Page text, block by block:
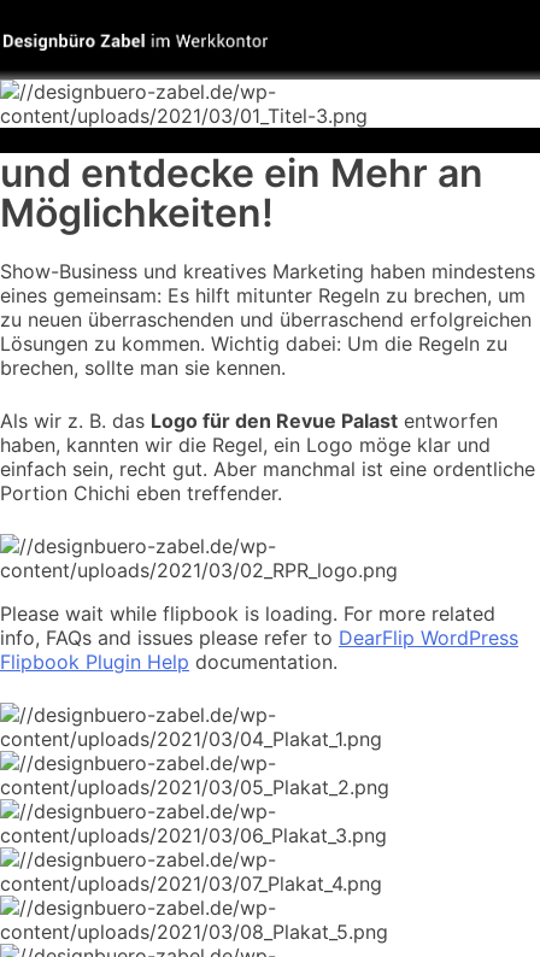
und entdecke ein Mehr an
Möglichkeiten!
Show-Business und kreatives Marketing haben mindestens
eines gemeinsam: Es hilft mitunter Regeln zu brechen, um
zu neuen überraschenden und überraschend erfolgreichen
Lösungen zu kommen. Wichtig dabei: Um die Regeln zu
brechen, sollte man sie kennen.
Als wir z. B. das Logo für den Revue Palast entworfen
haben, kannten wir die Regel, ein Logo möge klar und
einfach sein, recht gut. Aber manchmal ist eine ordentliche
Portion Chichi eben treffender.
Please wait while flipbook is loading. For more related
info, FAQs and issues please refer to DearFlip WordPress
Flipbook Plugin Help documentation.